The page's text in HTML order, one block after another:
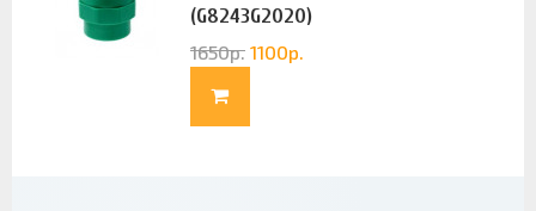
(G8243G2020)
1650р. 1100р.